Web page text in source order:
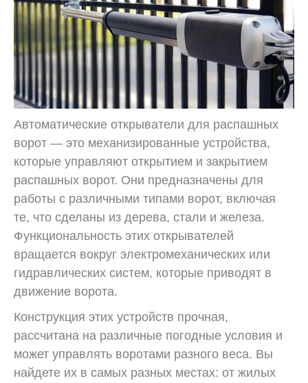
Автоматические открыватели для распашных
ворот — это механизированные устройства,
которые управляют открытием и закрытием
распашных ворот. Они предназначены для
работы с различными типами ворот, включая
те, что сделаны из дерева, стали и железа.
Функциональность этих открывателей
вращается вокруг электромеханических или
гидравлических систем, которые приводят в
движение ворота.
Конструкция этих устройств прочная,
рассчитана на различные погодные условия и
может управлять воротами разного веса. Вы
найдете их в самых разных местах: от жилых